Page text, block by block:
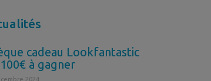
cadeau Lookfantastic
à gagner
2024